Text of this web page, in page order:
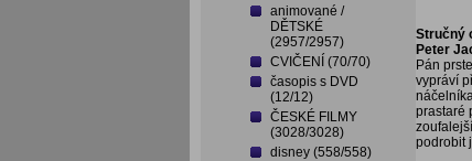
animované /
DĚTSKÉ
(2957/2957)
CVIČENÍ (70/70)
časopis s DVD
(12/12)
ČESKÉ FILMY
(3028/3028)
disney (558/558)
Stručný
Peter
Pán
vypráví
prastaré
podrobit